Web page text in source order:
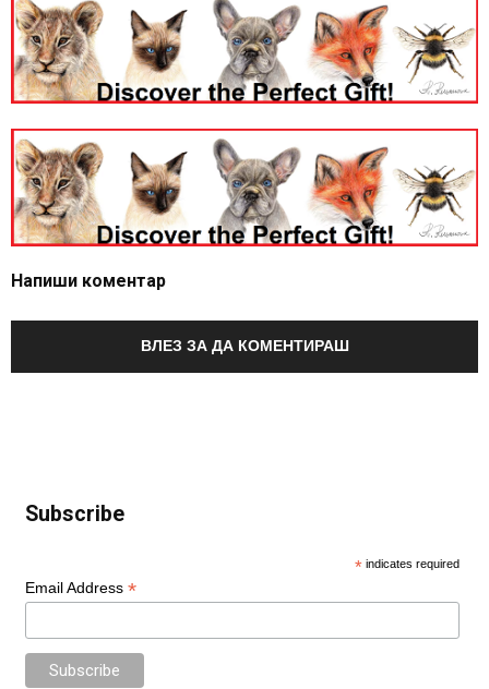
Напиши коментар
ВЛЕЗ ЗА ДА КОМЕНТИРАШ
Subscribe
* indicates required
Email Address *